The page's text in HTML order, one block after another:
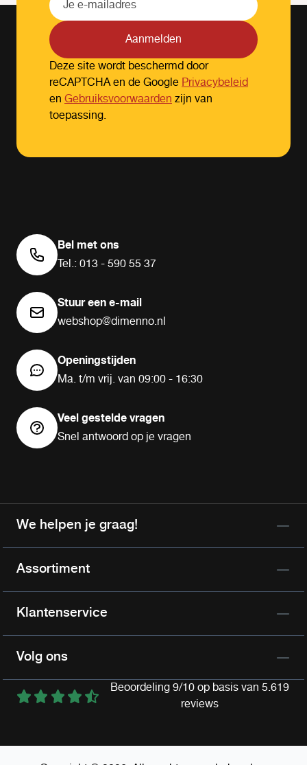
Aanmelden
Deze site wordt beschermd door
reCAPTCHA en de GooglePrivacybeleid
en Gebruiksvoorwaardenzijn van
toepassing.
Bel met ons
Tel.: 013 - 590 55 37
Stuur een e-mail
webshop@dimenno.nl
Openingstijden
Ma. t/m vrij. van 09:00 - 16:30
Veel gestelde vragen
Snel antwoord op je vragen
We helpen je graag!
Assortiment
Klantenservice
Volg ons
Beoordeling 9/10 op basis van 5.619
reviews